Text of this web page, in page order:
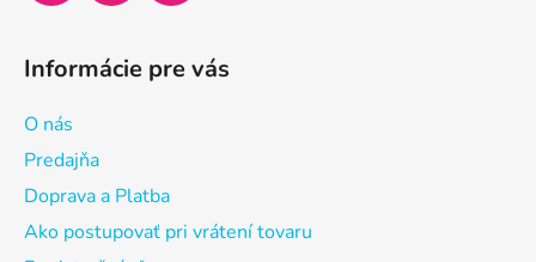
Informácie pre vás
O nás
Predajňa
Doprava a Platba
Ako postupovať pri vrátení tovaru